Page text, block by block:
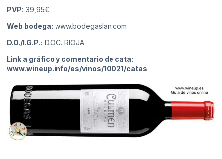
PVP: 39,95€
Web bodega: www.bodegaslan.com
D.O./I.G.P.: D.O.C. RIOJA
Link a gráfico y comentario de cata:
www.wineup.info/es/vinos/10021/catas